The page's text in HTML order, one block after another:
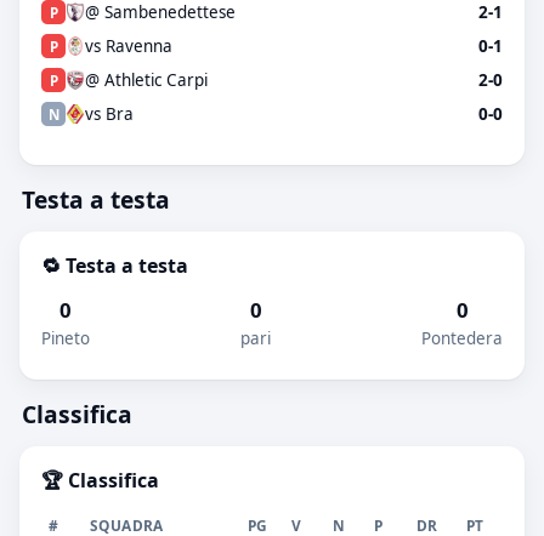
P @ Sambenedettese 2-1
P vs Ravenna 0-1
P @ Athletic Carpi 2-0
N vs Bra 0-0
Testa a testa
🔁 Testa a testa
0
Pineto
0
pari
0
Pontedera
Classifica
🏆 Classifica
# SQUADRA PG V N P DR PT